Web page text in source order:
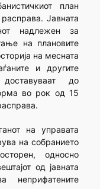
план
Јавната
надлежен за
на плановите
на месната
и другите
до
во рок од 15
на управата
на собранието
односно
од јавната
неприфатените